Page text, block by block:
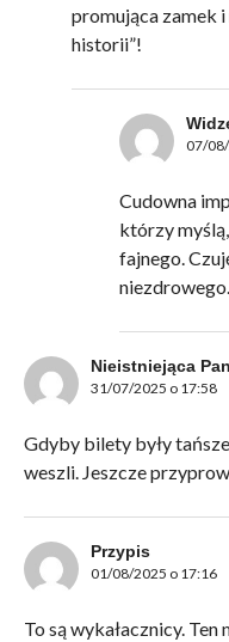
promująca zamek
historii”!
07/
Cudowna
którzy
fajnego.
niezdrowego.
Nieistniejąca
31/07/2025 o 17:58
Gdyby bilety były
weszli. Jeszcze
Przypis
01/08/2025 o 17:16
To są wykałacznicy.